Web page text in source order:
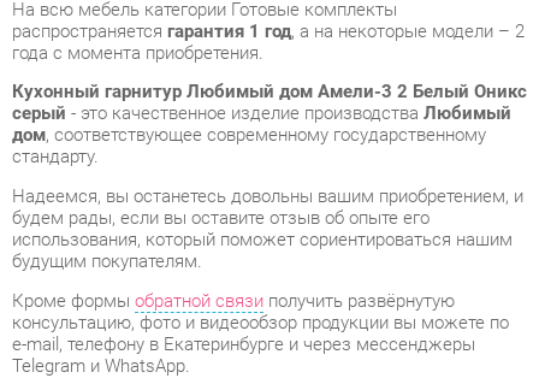
дом, соответствующее современному государственному
стандарту.
будем рады, если вы оставите отзыв об опыте его
использования, который поможет сориентироваться нашим
будущим покупателям.
Кроме формы
консультацию, фото и видеообзор продукции вы можете по
e-mail, телефону в Екатеринбурге и через мессенджеры
Telegram и WhatsApp.
Готовые комплекты также можно сравнить между собой в
нашем шоу-руме и купить Кухонный гарнитур Любимый дом
Амели-3 2 Белый Оникс серый, самостоятельно забрав его с
нашего центрального склада в г. Екатеринбург. Полный
список адресов и магазинов смотрите на странице